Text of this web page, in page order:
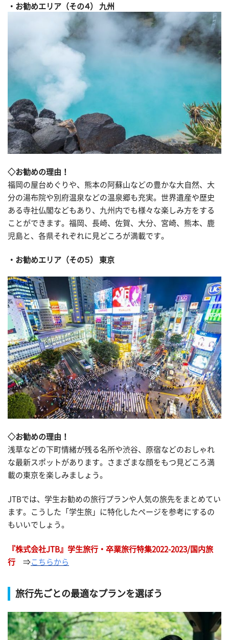
お勧めエリア（その４） 九州
◇お勧めの理由！
福岡の屋台めぐりや、熊本の阿蘇山などの豊かな大自然、大
分の湯布院や別府温泉などの温泉郷も充実。世界遺産や歴史
ある寺社仏閣などもあり、九州内でも様々な楽しみ方をする
ことができます。福岡、長崎、佐賀、大分、宮崎、熊本、鹿
児島と、各県それぞれに見どころが満載です。
お勧めエリア（その５） 東京
◇お勧めの理由！
浅草などの下町情緒が残る名所や渋谷、原宿などのおしゃれ
な最新スポットがあります。さまざまな顔をもつ見どころ満
載の東京を楽しみましょう。
JTBでは、学生お勧めの旅行プランや人気の旅先をまとめてい
ます。こうした「学生旅」に特化したページを参考にするの
もいいでしょう。
『株式会社JTB』学生旅行・卒業旅行特集2022-2023/国内旅
行 ⇒こちらから
旅行先ごとの最適なプランを選ぼう